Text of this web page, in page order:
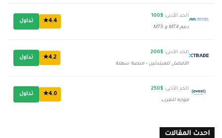
الحد الأدنى: $100
دعم MT4 و MT5
4.4★ تداول
الحد الأدنى: $200
الأفضل للمبتدئين - منصة سهلة
4.2★ تداول
الحد الأدنى: $250
موجه للعرب
4.0★ تداول
احدث المقالات